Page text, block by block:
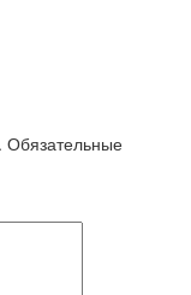
Обязательные